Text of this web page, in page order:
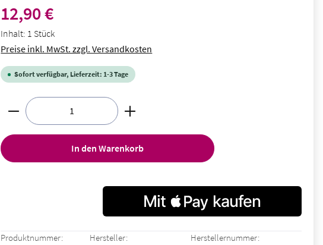
Regulärer Preis:
12,90 €
Inhalt: 1 Stück
Preise inkl. MwSt. zzgl. Versandkosten
Sofort verfügbar, Lieferzeit: 1-3 Tage
Produkt Anzahl: Gib den gewünschten Wert ein oder
In den Warenkorb
Produktnummer: Hersteller: Herstellernummer: